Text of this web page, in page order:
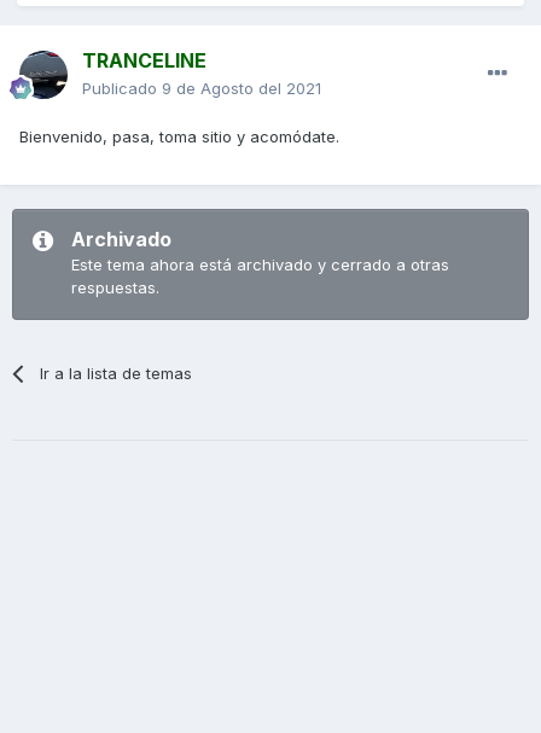
TRANCELINE
Publicado 9 de Agosto del 2021
Bienvenido, pasa, toma sitio y acomódate.
Archivado
Este tema ahora está archivado y cerrado a otras
respuestas.
Ir a la lista de temas